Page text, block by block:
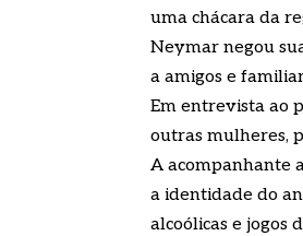
uma chácara da
Neymar negou
a amigos e
Em entrevista ao
outras mulheres,
A acompanhante
a identidade do
alcoólicas e jogos